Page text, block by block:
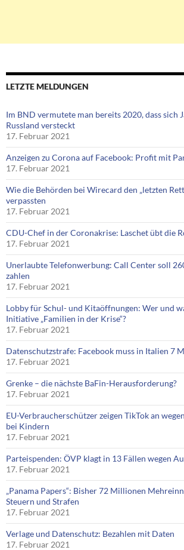
LETZTE MELDUNGEN
Im BND vermutete man bereits 2020, dass sich
Russland versteckt
17. Februar 2021
Anzeigen zu Corona auf Facebook: Profit mit
17. Februar 2021
Wie die Behörden bei Wirecard den „letzten
verpassten
17. Februar 2021
CDU-Chef in der Coronakrise: Laschet übt die
17. Februar 2021
Unerlaubte Telefonwerbung: Call Center soll
zahlen
17. Februar 2021
Lobby für Schul- und Kitaöffnungen: Wer und
Initiative „Familien in der Krise“?
17. Februar 2021
Datenschutzstrafe: Facebook muss in Italien 7
17. Februar 2021
Grenke – die nächste BaFin-Herausforderung?
17. Februar 2021
EU-Verbraucherschützer zeigen TikTok an
bei Kindern
17. Februar 2021
Parteispenden: ÖVP klagt in 13 Fällen wegen
17. Februar 2021
„Panama Papers“: Bisher 72 Millionen
Steuern und Strafen
17. Februar 2021
Verlage und Datenschutz: Bezahlen mit Daten
17. Februar 2021